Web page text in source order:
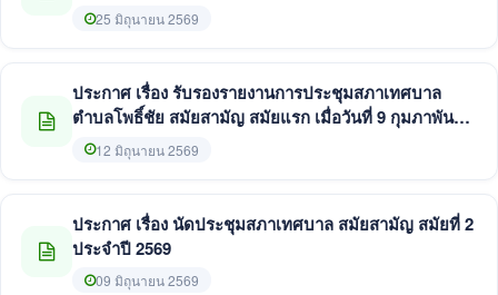
25 มิถุนายน 2569
ประกาศ เรื่อง รับรองรายงานการประชุมสภาเทศบาล
ตำบลโพธิ์ชัย สมัยสามัญ สมัยแรก เมื่อวันที่ 9 กุมภาพันธ์
256912 มิถุนายน 2569
ประกาศ เรื่อง นัดประชุมสภาเทศบาล สมัยสามัญ สมัยที่ 2
ประจำปี 2569
09 มิถุนายน 2569